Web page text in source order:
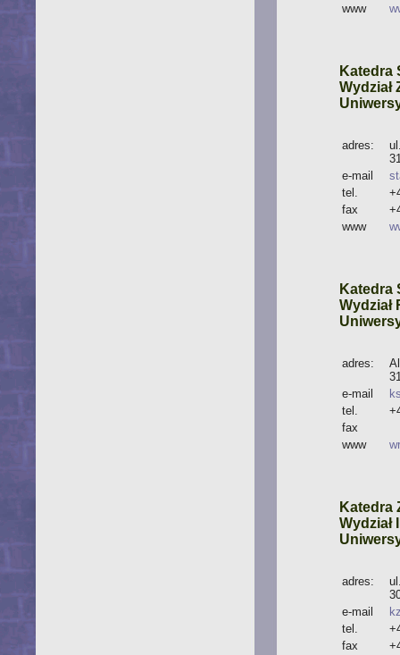
www
Katedra
Wydział
adres:
e-mail
tel.
fax
www
Katedra
adres:
e-mail
tel.
fax
www
Katedra
Wydział
adres:
e-mail
tel.
fax